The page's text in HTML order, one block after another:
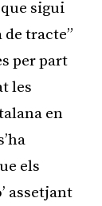
sigui
tracte”
per part
les
en
els
assetjant